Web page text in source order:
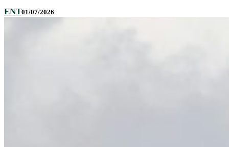
ENT01/07/2026